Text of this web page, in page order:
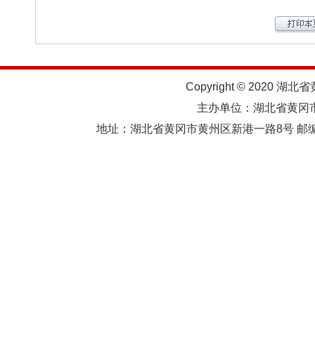
Copyright © 2020 湖北省
主办单位：湖北省黄
地址：湖北省黄冈市黄州区新港一路8号